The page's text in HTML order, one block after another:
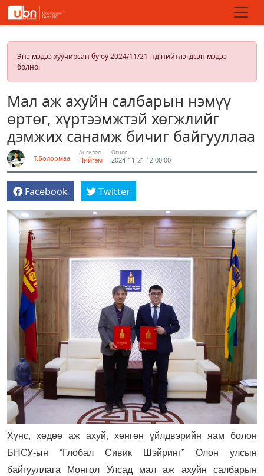
Энэ мэдээ хуучирсан буюу 2024/11/21-нд нийтлэгдсэн мэдээ
болно.
Мал аж ахуйн салбарын нэмүү
өртөг, хүртээмжтэй хөгжлийг
дэмжих санамж бичиг байгууллаа
Т.Болормаа
Ангилал
Нийгэм
Огноо
2024-11-21 12:00:00
Facebook Twitter
Хүнс, хөдөө аж ахуй, хөнгөн үйлдвэрийн яам болон
БНСУ-ын “Глобал Сивик Шэйринг” Олон улсын
байгууллага Монгол Улсад мал аж ахуйн салбарын